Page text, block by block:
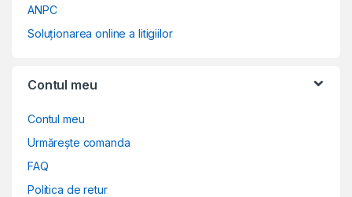
ANPC
Soluționarea online a litigiilor
Contul meu
Contul meu
Urmărește comanda
FAQ
Politica de retur